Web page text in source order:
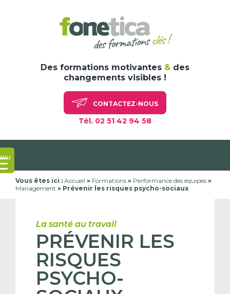
Des formations motivantes & des
changements visibles !
CONTACTEZ-NOUS
Tél. 02 51 42 94 58
Vous êtes ici : Accueil » Formations » Performance des équipes »
Management » Prévenir les risques psycho-sociaux
La santé au travail
PRÉVENIR LES
RISQUES
PSYCHO-